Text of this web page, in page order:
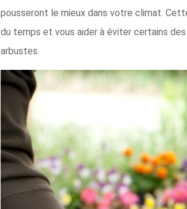
pousseront le mieux dans votre climat.
du temps et vous aider à éviter certains
arbustes.